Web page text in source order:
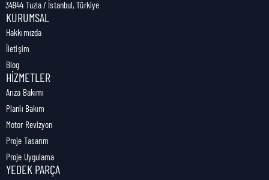
34944 Tuzla / İstanbul, Türkiye
KURUMSAL
Hakkımızda
İletişim
Blog
HIZMETLER
Arıza Bakımı
Planlı Bakım
Motor Revizyon
Proje Tasarım
Proje Uygulama
YEDEK PARÇA